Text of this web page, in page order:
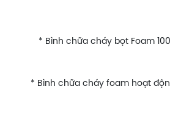
* Bình chữa cháy bọt Foam
* Bình chữa cháy foam hoạt